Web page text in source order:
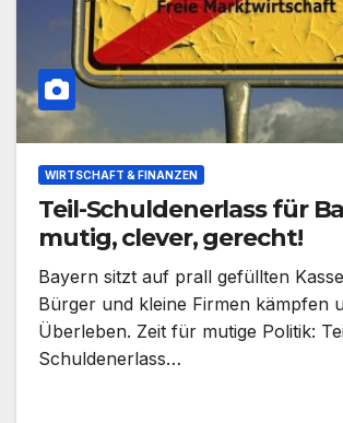
WIRTSCHAFT & FINANZEN
Teil-Schuldenerlass für
mutig, clever, gerecht!
Bayern sitzt auf prall gefüllten
Bürger und kleine Firmen kämpfen
Überleben. Zeit für mutige Politik:
Schuldenerlass…